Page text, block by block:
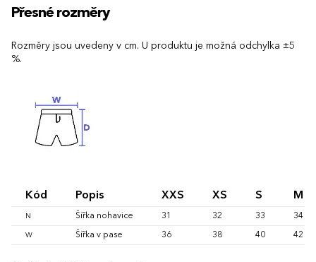
Přesné rozměry
Rozměry jsou uvedeny v cm. U produktu je možná odchylka ±5
%.
Kód Popis XXS XS S M
N Šířka nohavice 31 32 33 34
W Šířka v pase 36 38 40 42